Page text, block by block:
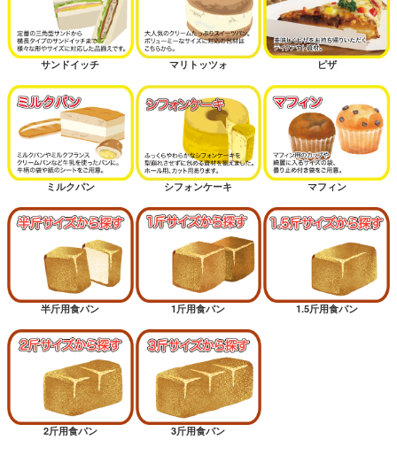
サンドイッチ マリトッツォ ピザ
ミルクパン シフォンケーキ マフィン
半斤用食パン 1斤用食パン 1.5斤用食パン
2斤用食パン 3斤用食パン